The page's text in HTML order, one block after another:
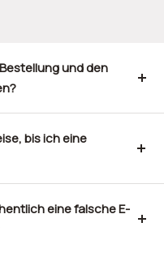
und den
bis ich eine
eine falsche E-